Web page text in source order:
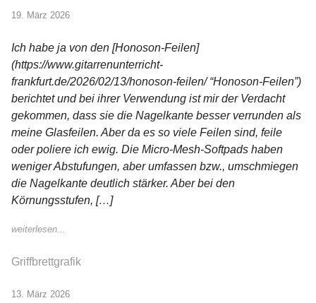
19. März 2026
Ich habe ja von den [Honoson-Feilen]
(https://www.gitarrenunterricht-
frankfurt.de/2026/02/13/honoson-feilen/ “Honoson-Feilen”)
berichtet und bei ihrer Verwendung ist mir der Verdacht
gekommen, dass sie die Nagelkante besser verrunden als
meine Glasfeilen. Aber da es so viele Feilen sind, feile
oder poliere ich ewig. Die Micro-Mesh-Softpads haben
weniger Abstufungen, aber umfassen bzw., umschmiegen
die Nagelkante deutlich stärker. Aber bei den
Körnungsstufen, […]
weiterlesen...
Griffbrettgrafik
13. März 2026